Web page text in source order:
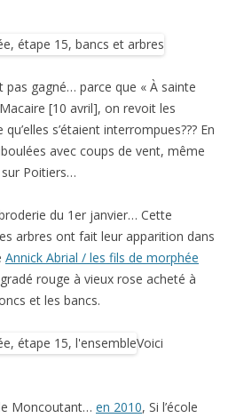
pas gagné… parce que « À sainte
[10 avril], on revoit les
s’étaient interrompues??? En
avec coups de vent, même
sur Poitiers…
du 1er janvier… Cette
arbres ont fait leur apparition dans
Annick Abrial / les fils de morphée
rouge à vieux rose acheté à
et les bancs.
Voici
Moncoutant… en 2010, Si l’école